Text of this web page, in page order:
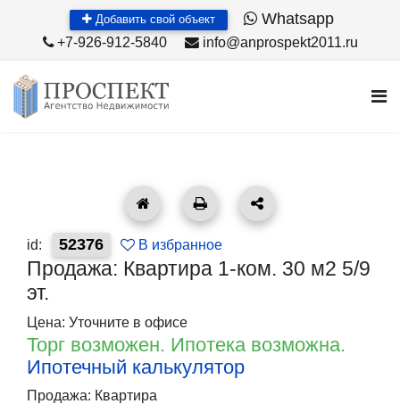
Добавить свой объект Whatsapp
+7-926-912-5840 info@anprospekt2011.ru
id: 52376 В избранное
Продажа: Квартира 1-ком. 30 м2 5/9
эт.
Цена: Уточните в офисе
Торг возможен. Ипотека возможна.
Ипотечный калькулятор
Продажа: Квартира